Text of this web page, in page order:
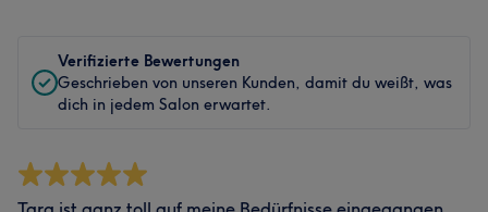
Verifizierte Bewertungen
Geschrieben von unseren Kunden, damit du weißt, was
dich in jedem Salon erwartet.